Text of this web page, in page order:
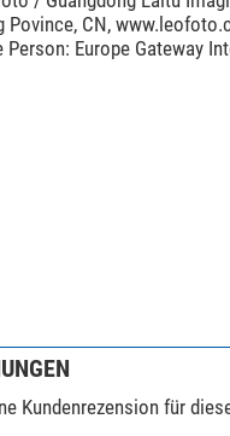
Povince, CN,
Person: Europe Gateway
Kundenrezension für